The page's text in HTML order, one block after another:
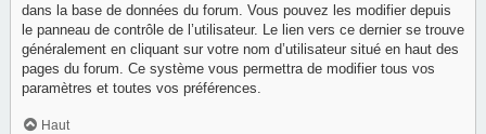
dans la base de données du forum. Vous pouvez les modifier depuis
le panneau de contrôle de l’utilisateur. Le lien vers ce dernier se trouve
généralement en cliquant sur votre nom d’utilisateur situé en haut des
pages du forum. Ce système vous permettra de modifier tous vos
paramètres et toutes vos préférences.
Haut